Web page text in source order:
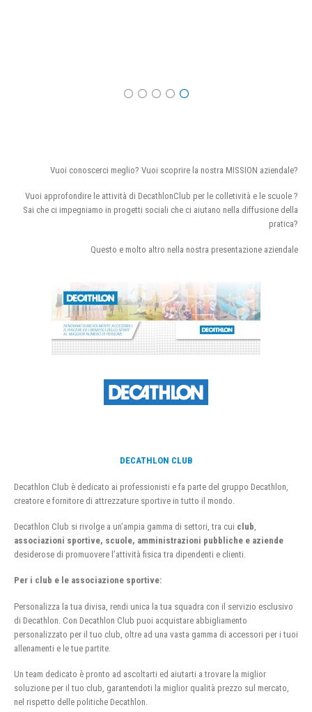
Vuoi conoscerci meglio? Vuoi scoprire la nostra MISSION aziendale?
Vuoi approfondire le attività di DecathlonClub per le colletività e le scuole ?
Sai che ci impegniamo in progetti sociali che ci aiutano nella diffusione della
pratica?
Questo e molto altro nella nostra presentazione aziendale
DECATHLON CLUB
Decathlon Club è dedicato ai professionisti e fa parte del gruppo Decathlon,
creatore e fornitore di attrezzature sportive in tutto il mondo.
Decathlon Club si rivolge a un’ampia gamma di settori, tra cui club
associazioni sportive, scuole, amministrazioni pubbliche e aziende
desiderose di promuovere l’attività fisica tra dipendenti e clienti.
Per i club e le associazione sportive:
Personalizza la tua divisa, rendi unica la tua squadra con il servizio esclusivo
di Decathlon. Con Decathlon Club puoi acquistare abbigliamento
personalizzato per il tuo club, oltre ad una vasta gamma di accessori per i tuoi
allenamenti e le tue partite.
Un team dedicato è pronto ad ascoltarti ed aiutarti a trovare la miglior
soluzione per il tuo club, garantendoti la miglior qualità prezzo sul mercato,
nel rispetto delle politiche Decathlon.